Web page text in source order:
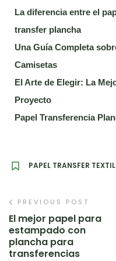
La diferencia entre el
transfer plancha
Una Guía Completa
Camisetas
El Arte de Elegir: La
Proyecto
Papel Transferencia
PAPEL TRANSFER TEXTIL
PREVIOUS POST
El mejor papel para
estampado con
plancha para
transferencias